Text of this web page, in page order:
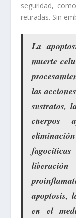
seguridad,
retiradas. Sin
La
muerte
las
sustratos,
cuerpos
apoptosis,
en el